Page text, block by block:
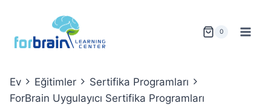
content
0
Ev Eğitimler
Sertifika Programları
ForBrain Uygulayıcı Sertifika Programları